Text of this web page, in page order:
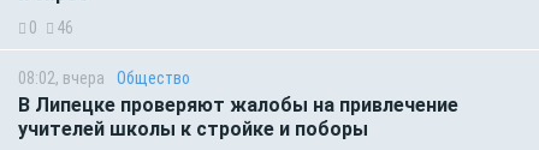
0 46
08:02, вчера Общество
В Липецке проверяют жалобы на привлечение
учителей школы к стройке и поборы